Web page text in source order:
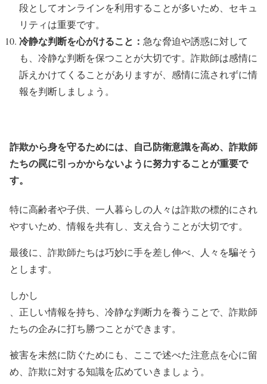
段としてオンラインを利用することが多いため、セキュ
リティは重要です。
冷静な判断を心がけること： 急な脅迫や誘惑に対して
も、冷静な判断を保つことが大切です。詐欺師は感情に
訴えかけてくることがありますが、感情に流されずに情
報を判断しましょう。
詐欺から身を守るためには、自己防衛意識を高め、詐欺師
たちの罠に引っかからないように努力することが重要で
す。
特に高齢者や子供、一人暮らしの人々は詐欺の標的にされ
やすいため、情報を共有し、支え合うことが大切です。
最後に、詐欺師たちは巧妙に手を差し伸べ、人々を騙そう
とします。
しかし
、正しい情報を持ち、冷静な判断力を養うことで、詐欺師
たちの企みに打ち勝つことができます。
被害を未然に防ぐためにも、ここで述べた注意点を心に留
め、詐欺に対する知識を広めていきましょう。